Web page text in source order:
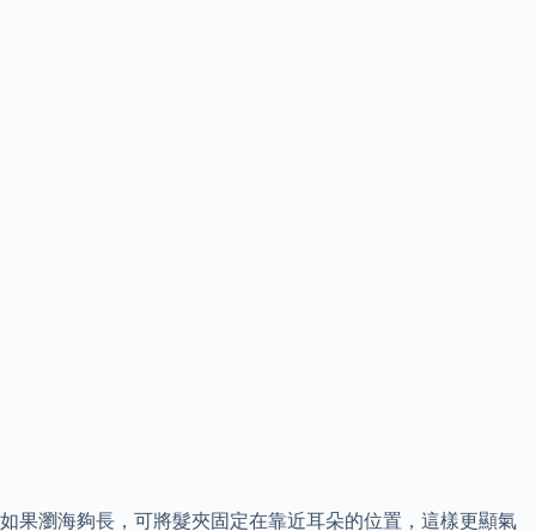
如果瀏海夠長，可將髮夾固定在靠近耳朵的位置，這樣更顯氣